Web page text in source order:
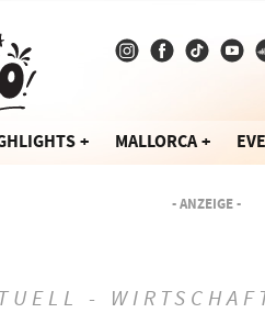
MALLORCA
- ANZEIGE -
-